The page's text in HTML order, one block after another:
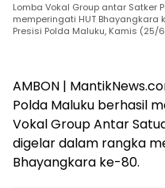
Lomba Vokal Group antar Satker
memperingati HUT
Presisi Polda Maluku, Kamis (25/
AMBON |
Polda Maluku berhasil
Vokal Group Antar
digelar dalam rangka
Bhayangkara ke-80.